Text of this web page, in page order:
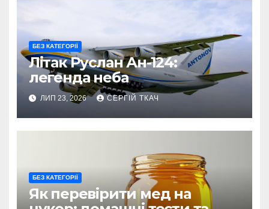
БЕЗ КАТЕГОРІЇ
Літак Руслан Ан-124:
легенда неба
ЛИП 23, 2026 СЕРГІЙ ТКАЧ
БЕЗ КАТЕГОРІЇ
Як перевірити мед на